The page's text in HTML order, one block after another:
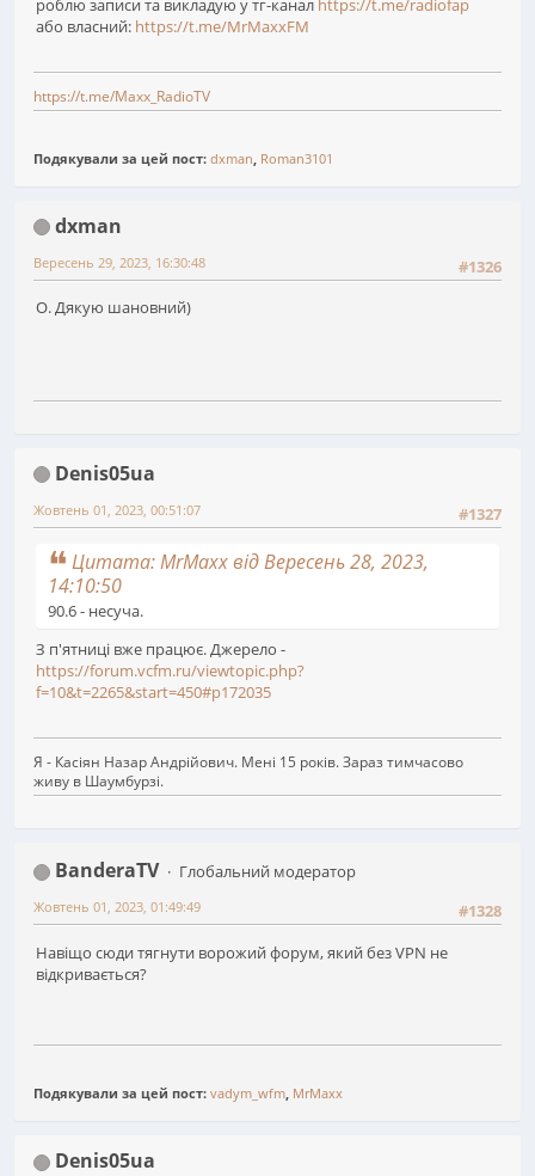
або власний: https://t.me/MrMaxxFM
https://t.me/Maxx_RadioTV
Подякували за цей пост: dxman Roman3101
dxman
#1326
Вересень 29, 2023, 16:30:48
О. Дякую шановний)
Denis05ua
#1327
Жовтень 01, 2023, 00:51:07
Цитата: MrMaxx від Вересень 28, 2023,
14:10:50
90.6 - несуча.
З п'ятниці вже працює. Джерело -
https://forum.vcfm.ru/viewtopic.php?
f=10&t=2265&start=450#p172035
Я - Касіян Назар Андрійович. Мені 15 років. Зараз тимчасово
живу в Шаумбурзі.
BanderaTV
Глобальний модератор
#1328
Жовтень 01, 2023, 01:49:49
Навіщо сюди тягнути ворожий форум, який без VPN не
відкривається?
Подякували за цей пост: vadym_wfm, MrMaxx
Denis05ua